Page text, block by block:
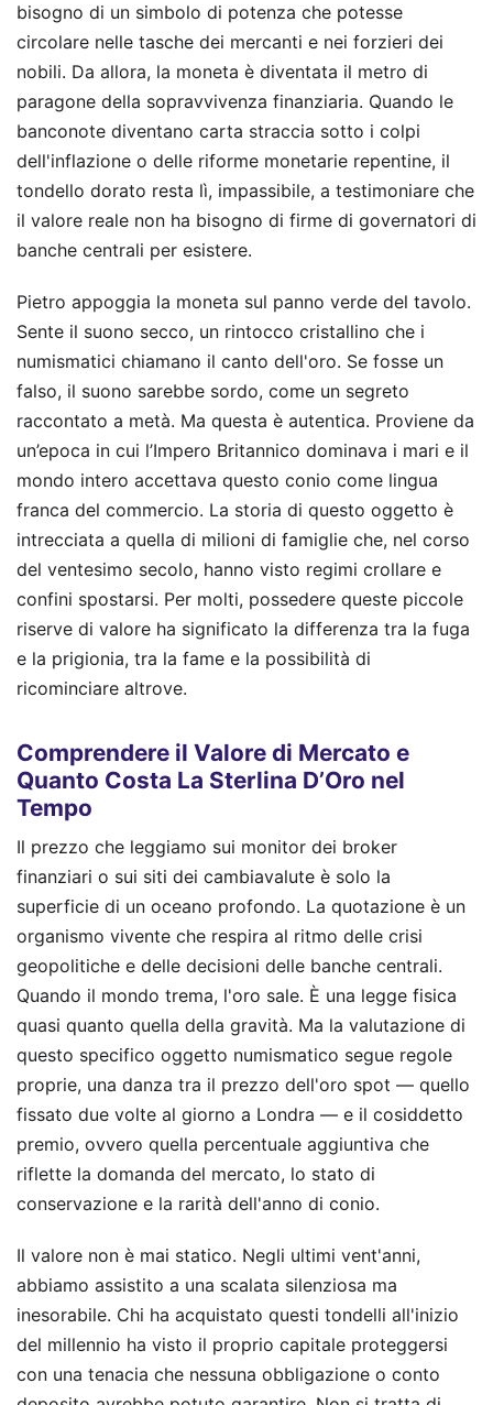
bisogno di un simbolo di potenza che potesse
circolare nelle tasche dei mercanti e nei forzieri dei
nobili. Da allora, la moneta è diventata il metro di
paragone della sopravvivenza finanziaria. Quando le
banconote diventano carta straccia sotto i colpi
dell'inflazione o delle riforme monetarie repentine, il
tondello dorato resta lì, impassibile, a testimoniare che
il valore reale non ha bisogno di firme di governatori di
banche centrali per esistere.
Pietro appoggia la moneta sul panno verde del tavolo.
Sente il suono secco, un rintocco cristallino che i
numismatici chiamano il canto dell'oro. Se fosse un
falso, il suono sarebbe sordo, come un segreto
raccontato a metà. Ma questa è autentica. Proviene da
un’epoca in cui l’Impero Britannico dominava i mari e il
mondo intero accettava questo conio come lingua
franca del commercio. La storia di questo oggetto è
intrecciata a quella di milioni di famiglie che, nel corso
del ventesimo secolo, hanno visto regimi crollare e
confini spostarsi. Per molti, possedere queste piccole
riserve di valore ha significato la differenza tra la fuga
e la prigionia, tra la fame e la possibilità di
ricominciare altrove.
Comprendere il Valore di Mercato e
Quanto Costa La Sterlina D’Oro nel
Tempo
Il prezzo che leggiamo sui monitor dei broker
finanziari o sui siti dei cambiavalute è solo la
superficie di un oceano profondo. La quotazione è un
organismo vivente che respira al ritmo delle crisi
geopolitiche e delle decisioni delle banche centrali.
Quando il mondo trema, l'oro sale. È una legge fisica
quasi quanto quella della gravità. Ma la valutazione di
questo specifico oggetto numismatico segue regole
proprie, una danza tra il prezzo dell'oro spot — quello
fissato due volte al giorno a Londra — e il cosiddetto
premio, ovvero quella percentuale aggiuntiva che
riflette la domanda del mercato, lo stato di
conservazione e la rarità dell'anno di conio.
Il valore non è mai statico. Negli ultimi vent'anni,
abbiamo assistito a una scalata silenziosa ma
inesorabile. Chi ha acquistato questi tondelli all'inizio
del millennio ha visto il proprio capitale proteggersi
con una tenacia che nessuna obbligazione o conto